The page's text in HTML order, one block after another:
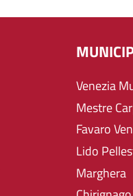
Venezia
Mestre
Favaro
Lido
Marghera